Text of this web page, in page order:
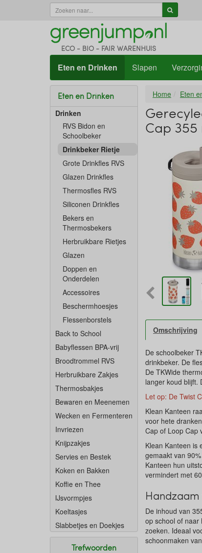
ECO - BIO - FAIR WARENHUIS
Eten en Drinken Slapen
Eten en Drinken
Drinken
RVS Bidon en
Schoolbeker
Drinkbeker Rietje
Grote Drinkfles RVS
Glazen Drinkfles
Thermosfles RVS
Siliconen Drinkfles
Bekers en
Thermosbekers
Herbruikbare Rietjes
Glazen
Doppen en
Onderdelen
Accessoires
Beschermhoesjes
Flessenborstels
Back to School
Babyflessen BPA-vrij
Broodtrommel RVS
Herbruikbare Zakjes
Thermosbakjes
Bewaren en Meenemen
Wecken en Fermenteren
Invriezen
Knijpzakjes
Servies en Bestek
Koken en Bakken
Koffie en Thee
IJsvormpjes
Koeltasjes
Slabbetjes en Doekjes
Trefwoorden
Home Eten
Cap 355
Omschrijving
De schoolbeker
drinkbeker. De
De TKWide
langer koud blijft.
Let op: De Twist
Klean Kanteen
voor hete
Cap of Loop Cap
Klean Kanteen is
gemaakt van
Kanteen hun
vermindert met
De inhoud van
op school of naar
zoeken. Ideaal
schoonmaken